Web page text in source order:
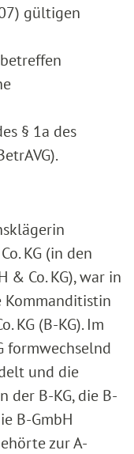
gültigen
§ 1a des
KG (in den
& Co. KG), war in
KG (B-KG). Im
formwechselnd
und die
der B-KG, die B-
B-GmbH
zur A-